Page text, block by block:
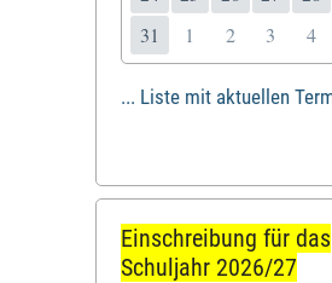
31
1 2 3 4
... Liste mit aktuellen
Einschreibung für das
Schuljahr 2026/27